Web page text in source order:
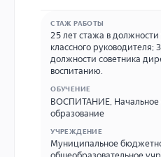
СТАЖ РАБОТЫ
25 лет стажа в должности
классного руководителя;
должности советника
воспитанию.
ОБУЧЕНИЕ
ВОСПИТАНИЕ
образование
УЧРЕЖДЕНИЕ
Муниципальное